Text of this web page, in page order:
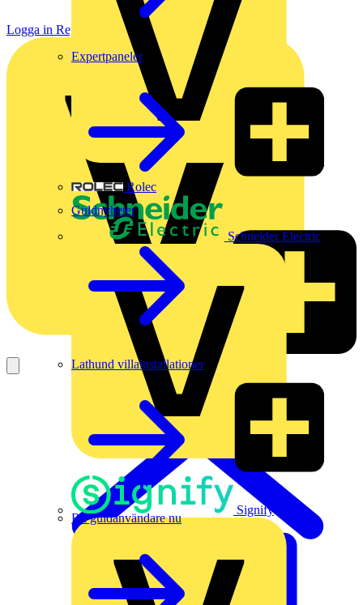
Rolec
Schneider Electric
Signify
Expertpaneler
Guldnyheter
Lathund villainstallationer
Bli guldanvändare nu
Logga in Registrera dig